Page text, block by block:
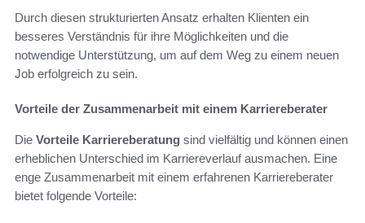
Durch diesen strukturierten Ansatz erhalten Klienten ein
besseres Verständnis für ihre Möglichkeiten und die
notwendige Unterstützung, um auf dem Weg zu einem neuen
Job erfolgreich zu sein.
Vorteile der Zusammenarbeit mit einem Karriereberater
Die Vorteile Karriereberatung sind vielfältig und können einen
erheblichen Unterschied im Karriereverlauf ausmachen. Eine
enge Zusammenarbeit mit einem erfahrenen Karriereberater
bietet folgende Vorteile: